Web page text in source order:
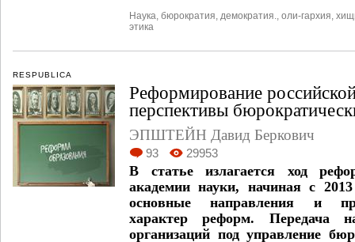
Наука бюрократия демократия. оли-гархия
этика
RESPUBLICA
Реформирование
перспективы
ЭПШТЕЙН Давид Беркович
93 29953
В статье излагается ход
академии науки, начиная с
основные направления и
характер реформ. Передача
организаций под управление